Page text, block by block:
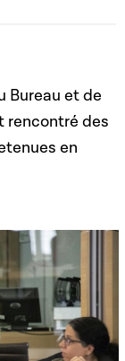
Bureau et de
rencontré des
en